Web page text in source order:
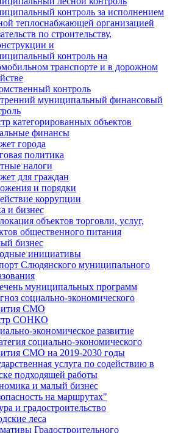
контроль за исполнением
теплоснабжающей организацией
по строительству,
и
контроль на
транспорте и в дорожном
контроль
муниципальный финансовый
категорированных объектов
финансы
города
политика
налоги
для граждан
и порядки
коррупции
и бизнес
объектов торговли, услуг,
общественного питания
бизнес
инициативы
Слюдянского муниципального
муниципальных программ
социально-экономического
СМО
СОНКО
экономическое развитие
социально-экономического
СМО на 2019-2030 годы
услуга по содействию в
подходящей работы
и малый бизнес
на маршрутах"
и градостроительство
леса
Градостроительного